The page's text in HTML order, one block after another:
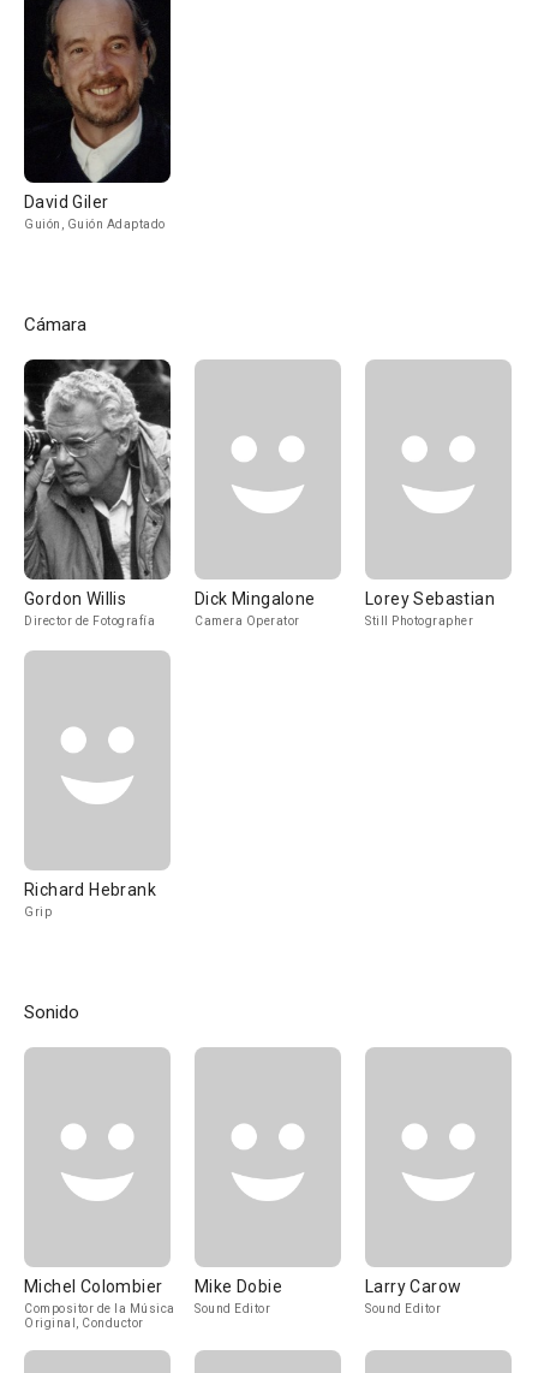
David Giler
Guión, Guión Adaptado
Cámara
Gordon Willis
Director de Fotografía
Dick Mingalone
Camera Operator
Lorey Sebastian
Still Photographer
Richard Hebrank
Grip
Sonido
Michel Colombier
Compositor de la Música
Original, Conductor
Mike Dobie
Sound Editor
Larry Carow
Sound Editor